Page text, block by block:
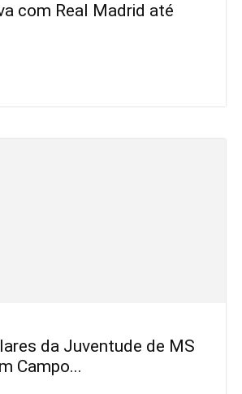
com Real Madrid até
da Juventude de MS
Campo...